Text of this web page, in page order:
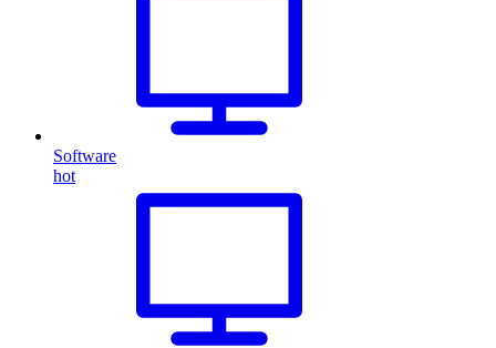
Software
hot